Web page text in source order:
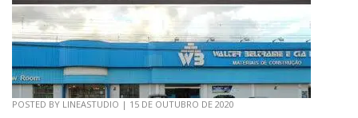
POSTED BY LINEASTUDIO | 15 DE OUTUBRO DE 2020